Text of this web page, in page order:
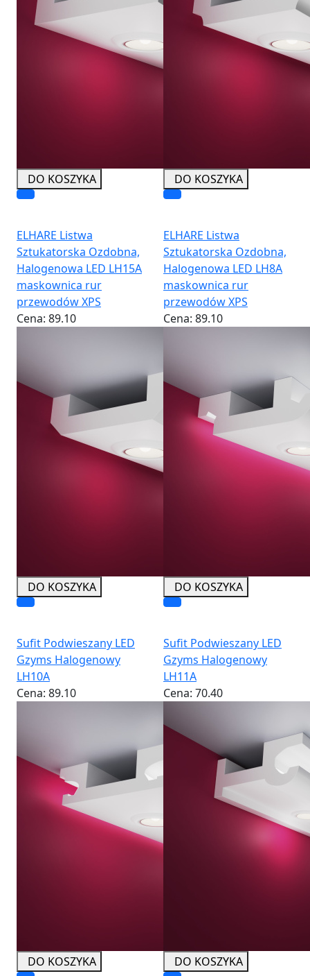
DO KOSZYKA DO KOSZYKA
ELHARE Listwa
Sztukatorska Ozdobna,
Halogenowa LED LH15A
maskownica rur
przewodów XPS
Cena: 89.10
DO KOSZYKA
ELHARE Listwa
Sztukatorska Ozdobna,
Halogenowa LED LH8A
maskownica rur
przewodów XPS
Cena: 89.10
DO KOSZYKA
Sufit Podwieszany LED
Gzyms Halogenowy
LH10A
Cena: 89.10
DO KOSZYKA
Sufit Podwieszany LED
Gzyms Halogenowy
LH11A
Cena: 70.40
DO KOSZYKA